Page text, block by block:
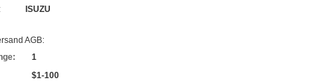
ISUZU
AGB:
1
$1-100